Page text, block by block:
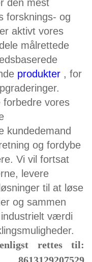
den mest
forsknings- og
aktivt vores
målrettede
produkter , for
forbedre vores
kundedemand
og fordybe
Vi vil fortsat
levere
til at løse
og sammen
værdi
rettes til: